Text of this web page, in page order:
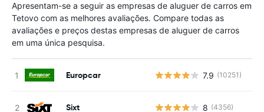
Apresentam-se a seguir as empresas de aluguer de carros em
Tetovo com as melhores avaliações. Compare todas as
avaliações e preços destas empresas de aluguer de carros
em uma única pesquisa.
Europcar 7.9 (10251)
Sixt 8 (4356)